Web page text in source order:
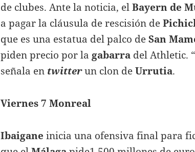
de clubes. Ante la noticia, elBayern de
a pagar la cláusula de rescisión de
que es una estatua del palco deSan
piden precio por lagabarra del Athletic.
señala en twitterun clon deUrrutia.
Viernes 7 Monreal
Ibaigane inicia una ofensiva final para